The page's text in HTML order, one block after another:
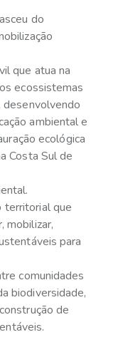
do
que atua na
ecossistemas
ambiental e
ecológica
Costa Sul de
territorial que
mobilizar,
para
comunidades
biodiversidade,
de